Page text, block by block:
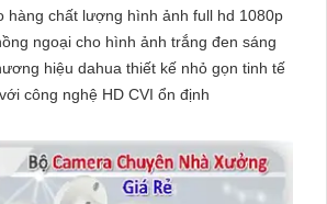
hàng chất lượng hình ảnh full hd 1080p
ngoại cho hình ảnh trắng đen sáng
hiệu dahua thiết kế nhỏ gọn tinh tế
công nghệ HD CVI ổn định